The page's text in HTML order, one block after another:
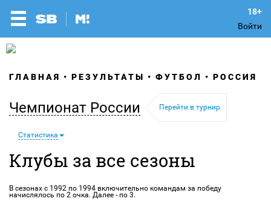
Войти
ГЛАВНАЯ РЕЗУЛЬТАТЫ ФУТБОЛ РОССИЯ
Чемпионат России Перейти в турнир
Статистика
Клубы за все сезоны
В сезонах с 1992 по 1994 включительно командам за победу
начислялось по 2 очка. Далее - по 3.